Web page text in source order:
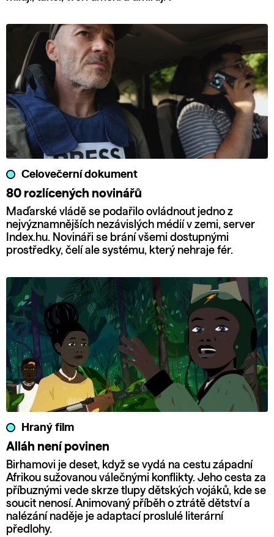
Celovečerní dokument
80 rozlícených novinářů
Maďarské vládě se podařilo ovládnout jedno z
nejvýznamnějších nezávislých médií v zemi, server
Index.hu. Novináři se brání všemi dostupnými
prostředky, čelí ale systému, který nehraje fér.
Hraný film
Alláh není povinen
Birhamovi je deset, když se vydá na cestu západní
Afrikou sužovanou válečnými konflikty. Jeho cesta za
příbuznými vede skrze tlupy dětských vojáků, kde se
soucit nenosí. Animovaný příběh o ztrátě dětství a
nalézání naděje je adaptací proslulé literární
předlohy.